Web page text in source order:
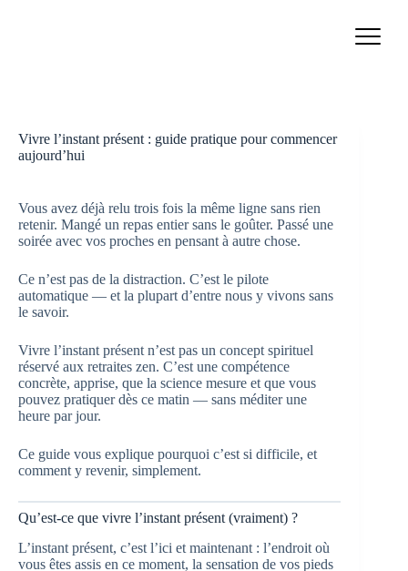
Vivre l’instant présent : guide pratique pour commencer
aujourd’hui
Vous avez déjà relu trois fois la même ligne sans rien
retenir. Mangé un repas entier sans le goûter. Passé une
soirée avec vos proches en pensant à autre chose.
Ce n’est pas de la distraction. C’est le pilote
automatique — et la plupart d’entre nous y vivons sans
le savoir.
Vivre l’instant présent n’est pas un concept spirituel
réservé aux retraites zen. C’est une compétence
concrète, apprise, que la science mesure et que vous
pouvez pratiquer dès ce matin — sans méditer une
heure par jour.
Ce guide vous explique pourquoi c’est si difficile, et
comment y revenir, simplement.
Qu’est-ce que vivre l’instant présent (vraiment) ?
L’instant présent, c’est l’ici et maintenant : l’endroit où
vous êtes assis en ce moment, la sensation de vos pieds